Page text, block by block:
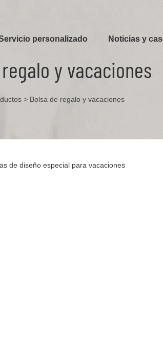
personalizado Noticias y
y vacaciones
> Bolsa de regalo y vacaciones
de diseño especial para vacaciones